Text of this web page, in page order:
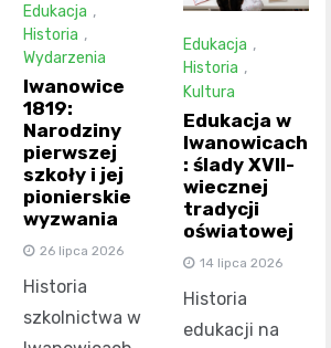
Edukacja ,
Historia ,
Wydarzenia
Iwanowice
1819:
Narodziny
pierwszej
szkoły i jej
pionierskie
wyzwania
26 lipca 2026
Historia
szkolnictwa w
Edukacja ,
Historia ,
Kultura
Edukacja w
Iwanowicach
: ślady XVII-
wiecznej
tradycji
oświatowej
14 lipca 2026
Historia
edukacji na